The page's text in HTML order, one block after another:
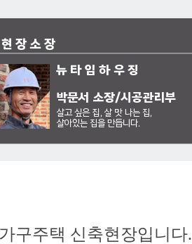
구주택 신축현장입니다.